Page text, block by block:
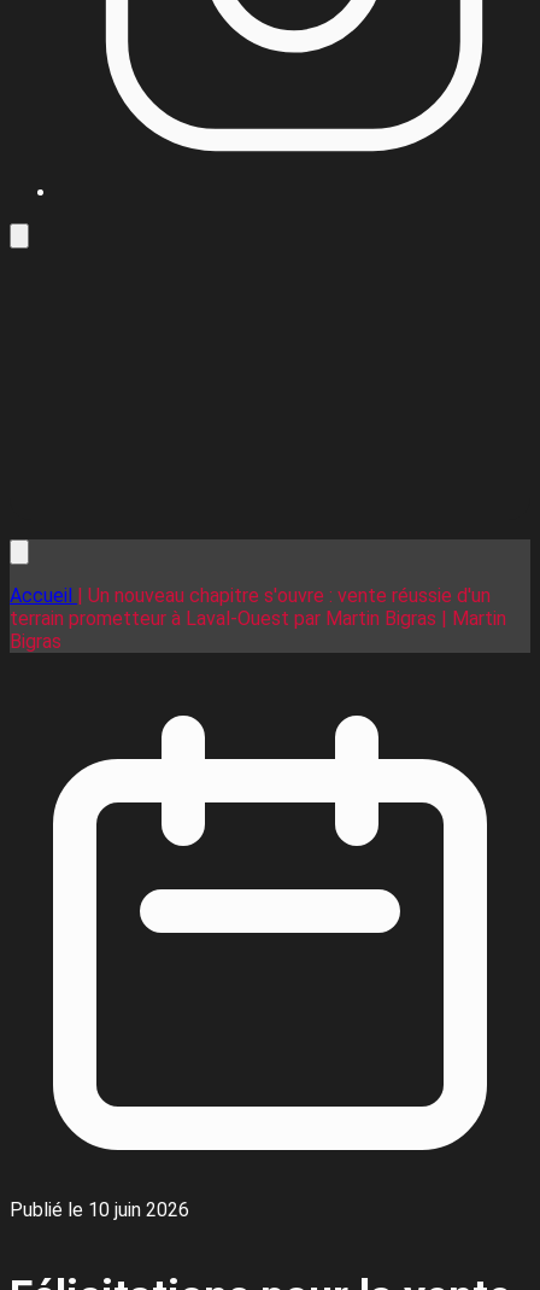
Accueil | Un nouveau chapitre s'ouvre : vente réussie d'un
terrain prometteur à Laval-Ouest par Martin Bigras | Martin
Bigras
Publié le 10 juin 2026